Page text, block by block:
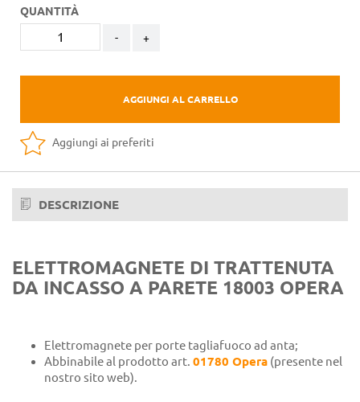
QUANTITÀ
- +
AGGIUNGI AL CARRELLO
Aggiungi ai preferiti
DESCRIZIONE
ELETTROMAGNETE DI TRATTENUTA
DA INCASSO A PARETE 18003 OPERA
Elettromagnete per porte tagliafuoco ad anta;
Abbinabile al prodotto art. 01780 Opera (presente nel
nostro sito web).